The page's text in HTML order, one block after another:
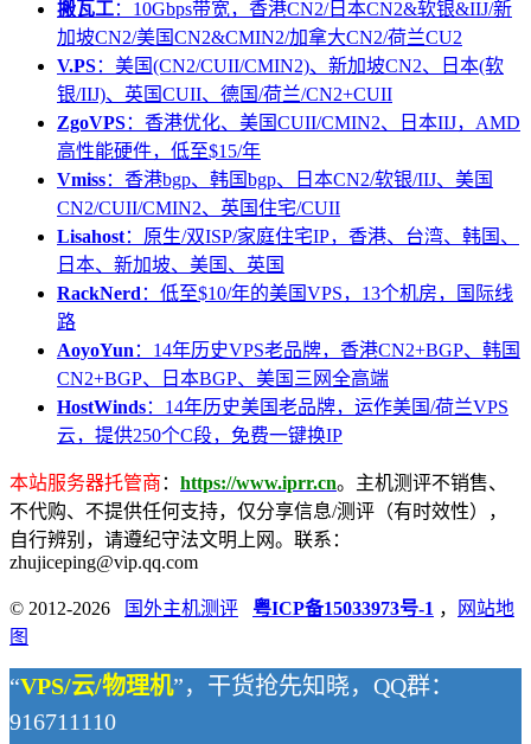
搬瓦工：10Gbps带宽，香港CN2/日本CN2&软银&IIJ/新
加坡CN2/美国CN2&CMIN2/加拿大CN2/荷兰CU2
V.PS：美国(CN2/CUII/CMIN2)、新加坡CN2、日本(软
银/IIJ)、英国CUII、德国/荷兰/CN2+CUII
ZgoVPS：香港优化、美国CUII/CMIN2、日本IIJ，AMD
高性能硬件，低至$15/年
Vmiss：香港bgp、韩国bgp、日本CN2/软银/IIJ、美国
CN2/CUII/CMIN2、英国住宅/CUII
Lisahost：原生/双ISP/家庭住宅IP，香港、台湾、韩国、
日本、新加坡、美国、英国
RackNerd ：低至$10/年的美国VPS，13个机房，国际线
路
AoyoYun ：14年历史VPS老品牌，香港CN2+BGP、韩国
CN2+BGP、日本BGP、美国三网全高端
HostWinds：14年历史美国老品牌，运作美国/荷兰VPS
云，提供250个C段，免费一键换IP
本站服务器托管商 ： https://www.iprr.cn。主机测评不销售、
不代购、不提供任何支持，仅分享信息/测评（有时效性），
自行辨别，请遵纪守法文明上网。联系：
zhujiceping@vip.qq.com
© 2012-2026 国外主机测评 粤ICP备15033973号-1 ，
网站地
图
“VPS/云/物理机”，干货抢先知晓，QQ群：
916711110